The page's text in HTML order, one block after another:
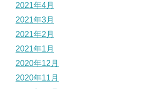
2021年4月
2021年3月
2021年2月
2021年1月
2020年12月
2020年11月